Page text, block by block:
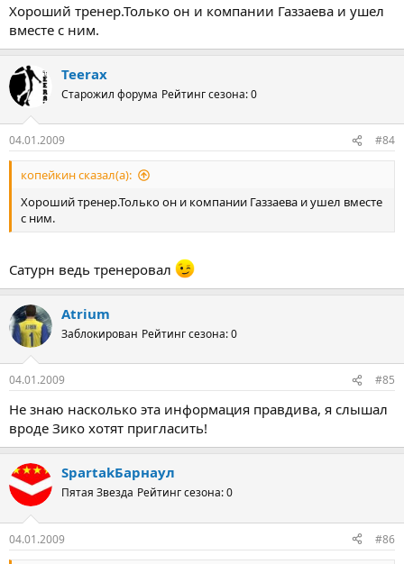
Хороший тренер.Только он и компании Газзаева и ушел
вместе с ним.
Teerax
Старожил форума Рейтинг сезона: 0
04.01.2009 #84
копейкин сказал(а):
Хороший тренер.Только он и компании Газзаева и ушел вместе
с ним.
Сатурн ведь тренеровал
Atrium
Заблокирован Рейтинг сезона: 0
04.01.2009 #85
Не знаю насколько эта информация правдива, я слышал
вроде Зико хотят пригласить!
SpartakБарнаул
Пятая Звезда Рейтинг сезона: 0
04.01.2009 #86